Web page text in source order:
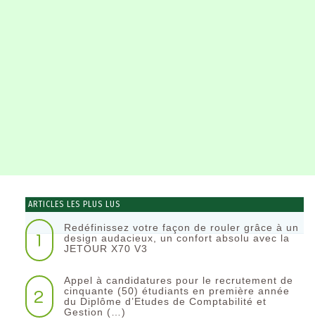
ARTICLES LES PLUS LUS
1
Redéfinissez votre façon de rouler grâce à un
design audacieux, un confort absolu avec la
JETOUR X70 V3
2
Appel à candidatures pour le recrutement de
cinquante (50) étudiants en première année
du Diplôme d’Etudes de Comptabilité et
Gestion (…)